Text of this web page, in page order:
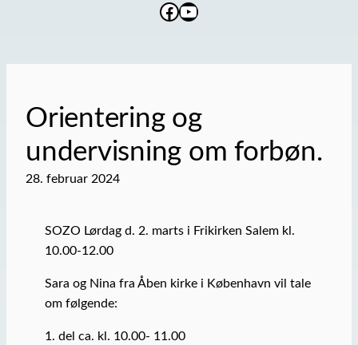
Facebook
YouTube
Orientering og
undervisning om forbøn.
28. februar 2024
SOZO Lørdag d. 2. marts i Frikirken Salem kl.
10.00-12.00
Sara og Nina fra Åben kirke i København vil tale
om følgende:
1. del ca. kl. 10.00- 11.00